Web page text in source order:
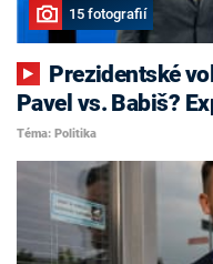
15 fotografií
Pavel vs. Babiš?
Téma: Politika